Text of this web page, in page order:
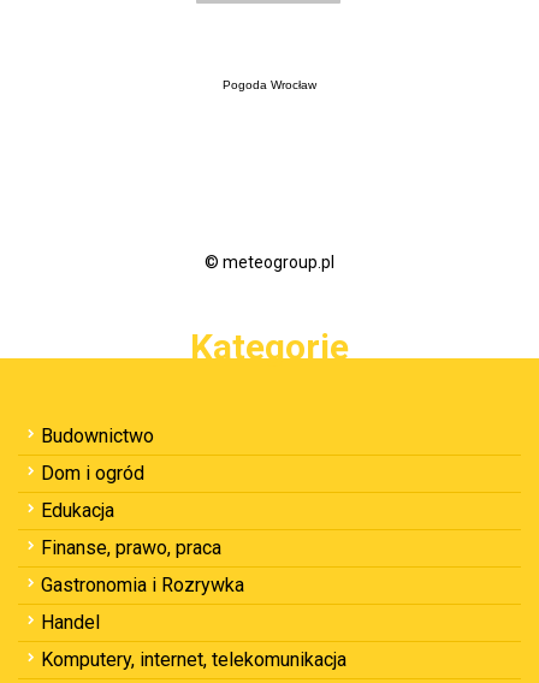
Pogoda Wrocław
© meteogroup.pl
Kategorie
Budownictwo
Dom i ogród
Edukacja
Finanse, prawo, praca
Gastronomia i Rozrywka
Handel
Komputery, internet, telekomunikacja